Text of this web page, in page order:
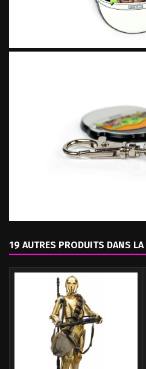
19 AUTRES PRODUITS DANS LA